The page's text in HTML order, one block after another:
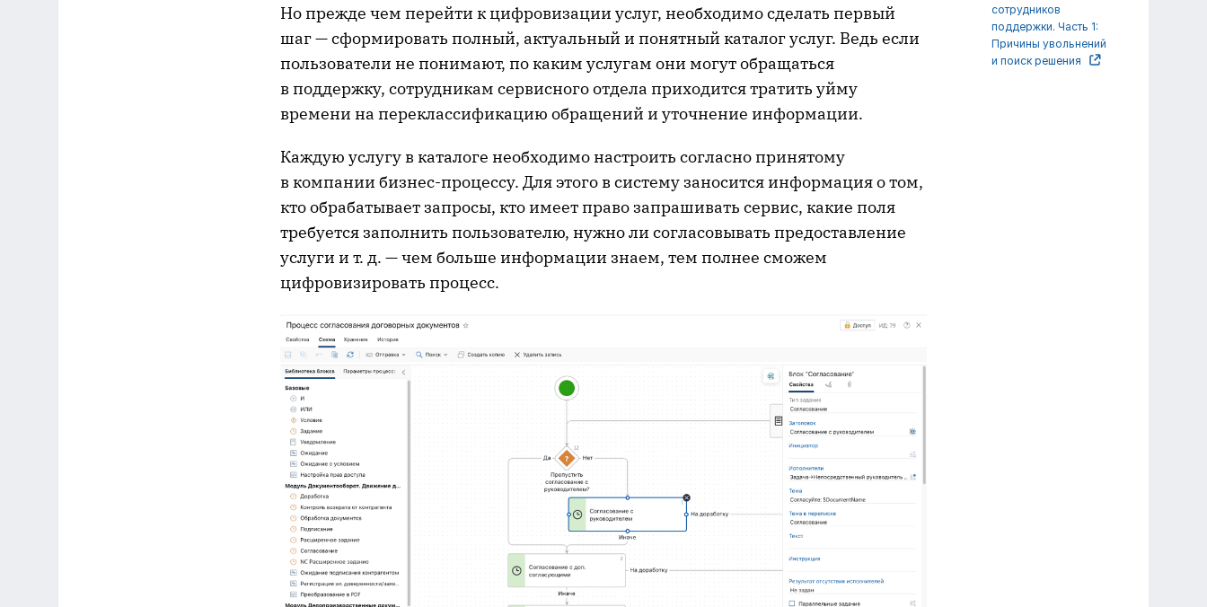
сотрудников
поддержки. Часть 1:
Причины увольнений
и поиск решения
Но прежде чем перейти к цифровизации услуг, необходимо сделать первый
шаг — сформировать полный, актуальный и понятный каталог услуг. Ведь если
пользователи не понимают, по каким услугам они могут обращаться
в поддержку, сотрудникам сервисного отдела приходится тратить уйму
времени на переклассификацию обращений и уточнение информации.
Каждую услугу в каталоге необходимо настроить согласно принятому
в компании бизнес-процессу. Для этого в систему заносится информация о том,
кто обрабатывает запросы, кто имеет право запрашивать сервис, какие поля
требуется заполнить пользователю, нужно ли согласовывать предоставление
услуги и т. д. — чем больше информации знаем, тем полнее сможем
цифровизировать процесс.